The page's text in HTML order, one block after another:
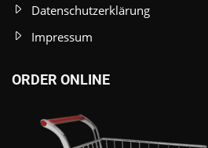
Datenschutzerklärung
Impressum
ORDER ONLINE